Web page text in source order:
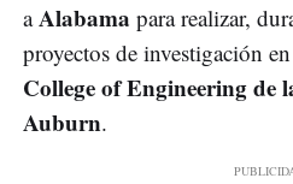
aAlabama para realizar,
proyectos de investigación
College of Engineering de
Auburn.